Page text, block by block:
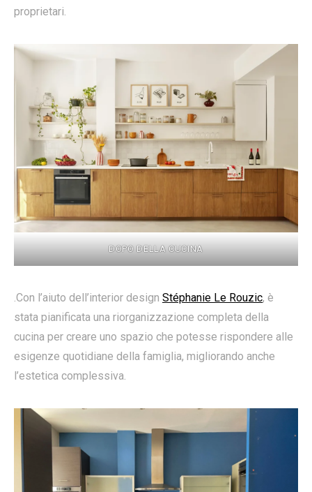
proprietari.
DOPO DELLA CUCINA
.Con l’aiuto dell’interior design Stéphanie Le Rouzic, è
stata pianificata una riorganizzazione completa della
cucina per creare uno spazio che potesse rispondere alle
esigenze quotidiane della famiglia, migliorando anche
l’estetica complessiva.